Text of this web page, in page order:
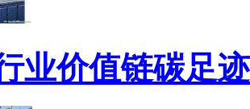
业价值链碳足